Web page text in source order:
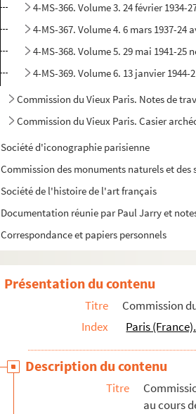
4-MS-366. Volume 3. 24 février 1934-
4-MS-367. Volume 4. 6 mars 1937-24
4-MS-368. Volume 5. 29 mai 1941-25
4-MS-369. Volume 6. 13 janvier 1944-
Commission du Vieux Paris. Notes de
Commission du Vieux Paris. Casier
Société d'iconographie parisienne
Commission des monuments naturels et
Société de l'histoire de l'art français
Documentation réunie par Paul Jarry et
Correspondance et papiers personnels
Présentation du contenu
Titre
Commission
Index
Paris
Description du contenu
Titre
au cours